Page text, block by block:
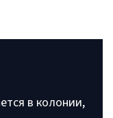
в колонии,